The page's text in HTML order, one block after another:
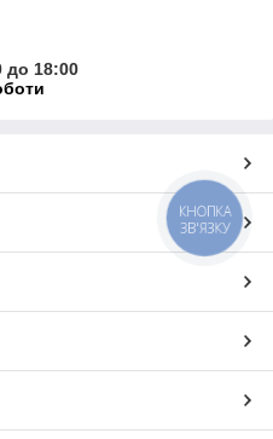
до 18:00
КНОПКА
ЗВ'ЯЗКУ